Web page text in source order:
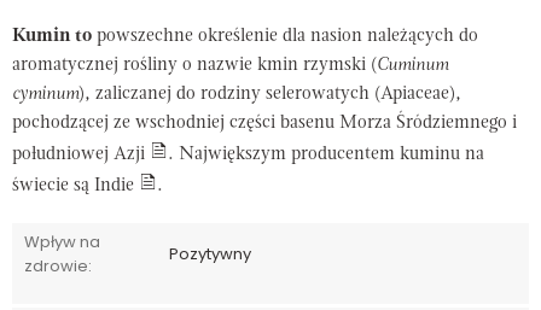
Kumin to powszechne określenie dla nasion należących do
aromatycznej rośliny o nazwie kmin rzymski (Cuminum
cyminum), zaliczanej do rodziny selerowatych (Apiaceae),
pochodzącej ze wschodniej części basenu Morza Śródziemnego i
południowej Azji
. Największym producentem kuminu na
świecie są Indie
.
Wpływ na
zdrowie:
Pozytywny